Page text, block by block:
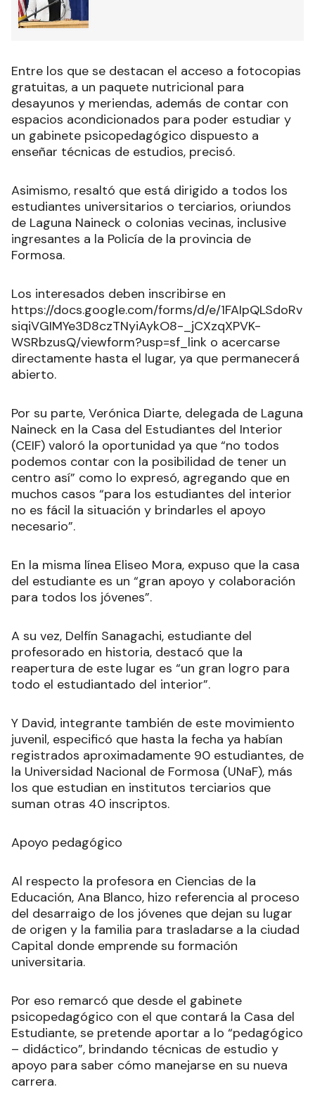
Entre los que se destacan el acceso a fotocopias
gratuitas, a un paquete nutricional para
desayunos y meriendas, además de contar con
espacios acondicionados para poder estudiar y
un gabinete psicopedagógico dispuesto a
enseñar técnicas de estudios, precisó.
Asimismo, resaltó que está dirigido a todos los
estudiantes universitarios o terciarios, oriundos
de Laguna Naineck o colonias vecinas, inclusive
ingresantes a la Policía de la provincia de
Formosa.
Los interesados deben inscribirse en
https://docs.google.com/forms/d/e/1FAIpQLSdoRv
siqiVGIMYe3D8czTNyiAykO8-_jCXzqXPVK-
WSRbzusQ/viewform?usp=sf_link o acercarse
directamente hasta el lugar, ya que permanecerá
abierto.
Por su parte, Verónica Diarte, delegada de Laguna
Naineck en la Casa del Estudiantes del Interior
(CEIF) valoró la oportunidad ya que “no todos
podemos contar con la posibilidad de tener un
centro así” como lo expresó, agregando que en
muchos casos “para los estudiantes del interior
no es fácil la situación y brindarles el apoyo
necesario”.
En la misma línea Eliseo Mora, expuso que la casa
del estudiante es un “gran apoyo y colaboración
para todos los jóvenes”.
A su vez, Delfín Sanagachi, estudiante del
profesorado en historia, destacó que la
reapertura de este lugar es “un gran logro para
todo el estudiantado del interior”.
Y David, integrante también de este movimiento
juvenil, especificó que hasta la fecha ya habían
registrados aproximadamente 90 estudiantes, de
la Universidad Nacional de Formosa (UNaF), más
los que estudian en institutos terciarios que
suman otras 40 inscriptos.
Apoyo pedagógico
Al respecto la profesora en Ciencias de la
Educación, Ana Blanco, hizo referencia al proceso
del desarraigo de los jóvenes que dejan su lugar
de origen y la familia para trasladarse a la ciudad
Capital donde emprende su formación
universitaria.
Por eso remarcó que desde el gabinete
psicopedagógico con el que contará la Casa del
Estudiante, se pretende aportar a lo “pedagógico
– didáctico”, brindando técnicas de estudio y
apoyo para saber cómo manejarse en su nueva
carrera.